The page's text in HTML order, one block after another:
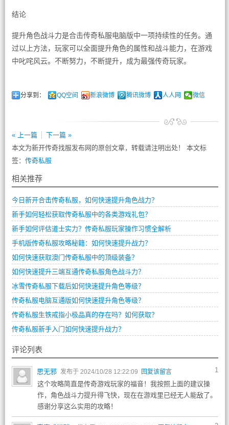
结论
提升角色战斗力是合击传奇私服电脑版中一项持续性的任务。通
过以上方法，玩家可以全面提升角色的属性和战斗能力，在游戏
中叱咤风云。不断努力，不断提升，成为最强传奇玩家。
分享到： QQ空间 新浪微博 腾讯微博 人人网 微信
« 上一篇
下一篇 »
本文为新开传奇找服发布网的原创文章，转载请注明出处！ 本文标
签： 传奇私服
相关推荐
今日新开合击传奇私服，如何快速提升角色战力？
新手如何轻松获取传奇私服中的各类游戏礼包？
新手如何评估道士实力？传奇私服玩家操作习惯全解析
手机版传奇私服攻略秘籍：如何快速提升战力？
如何快速获取澳门传奇私服中的顶级装备？
如何快速提升三端互通传奇私服角色战斗力？
冰雪传奇私服下载后如何快速提升角色等级？
传奇私服电脑互通版如何快速提升角色等级？
传奇私服生铁戒指小极品真的存在吗？如何获取？
传奇私服新手入门如何快速提升战力？
评论列表
1
思无邪 发布于 2024/10/28 12:22:09 回复该留言
这个攻略简直是传奇游戏玩家的福音！我按照上面的建议操
作，角色战斗力提升得飞快，现在在游戏里已经无人能敌了。
感谢分享这么实用的攻略！